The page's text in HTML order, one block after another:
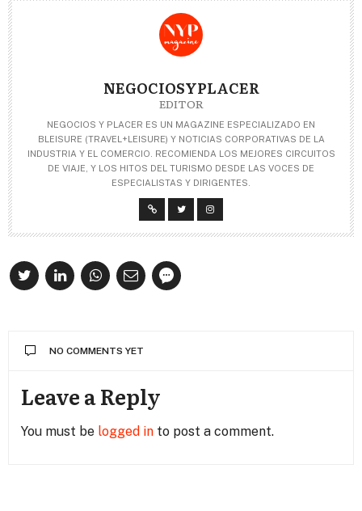
NEGOCIOSYPLACER
EDITOR
NEGOCIOS Y PLACER ES UN MAGAZINE ESPECIALIZADO EN
BLEISURE (TRAVEL+LEISURE) Y NOTICIAS CORPORATIVAS DE LA
INDUSTRIA Y EL COMERCIO. RECOMIENDA LOS MEJORES CIRCUITOS
DE VIAJE, Y LOS HITOS DEL TURISMO DESDE LAS VOCES DE
ESPECIALISTAS Y DIRIGENTES.
NO COMMENTS YET
Leave a Reply
You must be logged in to post a comment.